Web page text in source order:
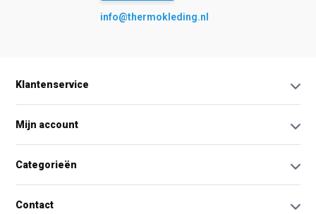
info@thermokleding.nl
Klantenservice
Mijn account
Categorieën
Contact